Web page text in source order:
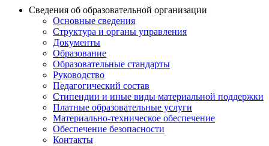
Сведения об образовательной организации
Основные сведения
Структура и органы управления
Документы
Образование
Образовательные стандарты
Руководство
Педагогический состав
Стипендии и иные виды материальной поддержки
Платные образовательные услуги
Материально-техническое обеспечение
Обеспечение безопасности
Контакты